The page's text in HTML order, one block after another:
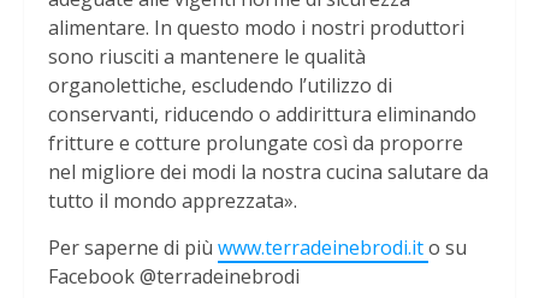
alimentare. In questo modo i nostri produttori
sono riusciti a mantenere le qualità
organolettiche, escludendo l’utilizzo di
conservanti, riducendo o addirittura eliminando
fritture e cotture prolungate così da proporre
nel migliore dei modi la nostra cucina salutare da
tutto il mondo apprezzata».
Per saperne di più www.terradeinebrodi.ito su
Facebook @terradeinebrodi